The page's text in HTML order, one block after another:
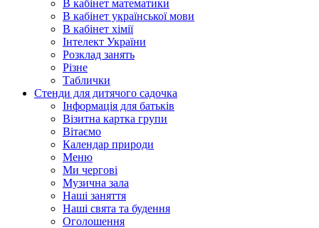
В кабінет математики
В кабінет української мови
В кабінет хімії
Інтелект України
Розклад занять
Різне
Таблички
Стенди для дитячого садочка
Інформація для батьків
Візитна картка групи
Вітаємо
Календар природи
Меню
Ми чергові
Музична зала
Наші заняття
Наші свята та будення
Оголошення